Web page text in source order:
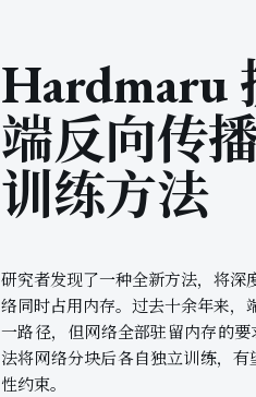
Hardmaru
端反向传
训练方法
研究者发现了一种全新方法，将深
络同时占用内存。过去十余年来，
一路径，但网络全部驻留内存的
法将网络分块后各自独立训练，
性约束。